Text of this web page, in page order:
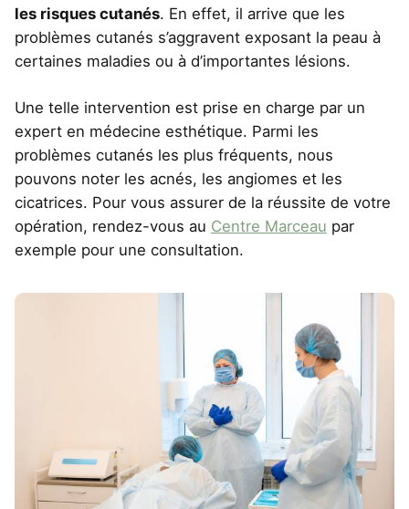
les risques cutanés. En effet, il arrive que les
problèmes cutanés s’aggravent exposant la peau à
certaines maladies ou à d’importantes lésions.
Une telle intervention est prise en charge par un
expert en médecine esthétique. Parmi les
problèmes cutanés les plus fréquents, nous
pouvons noter les acnés, les angiomes et les
cicatrices. Pour vous assurer de la réussite de votre
opération, rendez-vous au Centre Marceau par
exemple pour une consultation.